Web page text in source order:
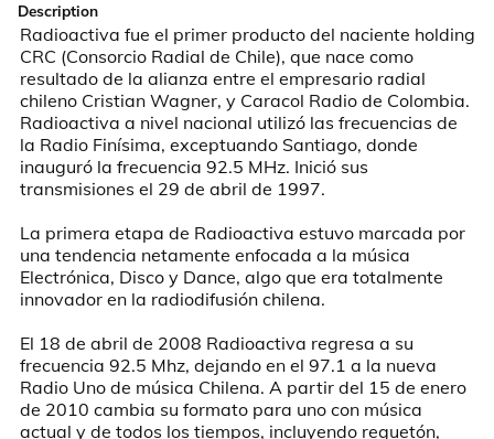
Description
Radioactiva fue el primer producto del naciente holding
CRC (Consorcio Radial de Chile), que nace como
resultado de la alianza entre el empresario radial
chileno Cristian Wagner, y Caracol Radio de Colombia.
Radioactiva a nivel nacional utilizó las frecuencias de
la Radio Finísima, exceptuando Santiago, donde
inauguró la frecuencia 92.5 MHz. Inició sus
transmisiones el 29 de abril de 1997.
La primera etapa de Radioactiva estuvo marcada por
una tendencia netamente enfocada a la música
Electrónica, Disco y Dance, algo que era totalmente
innovador en la radiodifusión chilena.
El 18 de abril de 2008 Radioactiva regresa a su
frecuencia 92.5 Mhz, dejando en el 97.1 a la nueva
Radio Uno de música Chilena. A partir del 15 de enero
de 2010 cambia su formato para uno con música
actual y de todos los tiempos, incluyendo reguetón,